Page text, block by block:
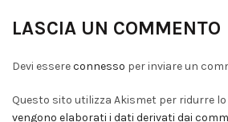
LASCIA UN COMMENTO
Devi essereconnesso per inviare un
Questo sito utilizza Akismet per ridurre
vengono elaborati i dati derivati dai